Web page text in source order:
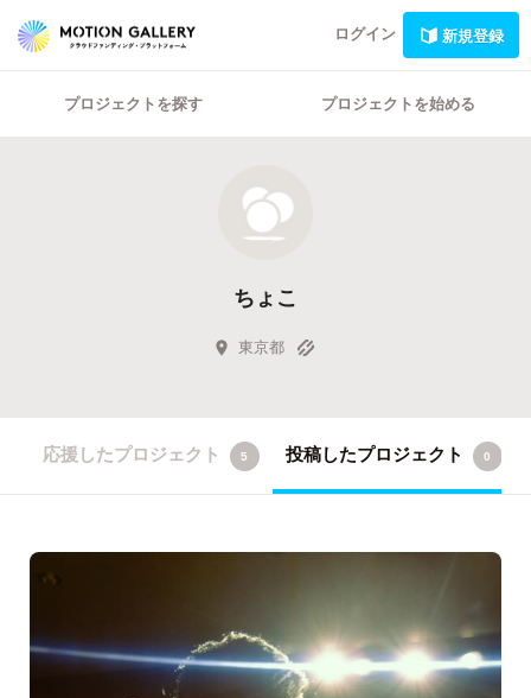
ログイン 新規登録
プロジェクトを探す プロジェクトを始める
ちょこ
東京都
応援したプロジェクト 5 投稿したプロジェクト 0